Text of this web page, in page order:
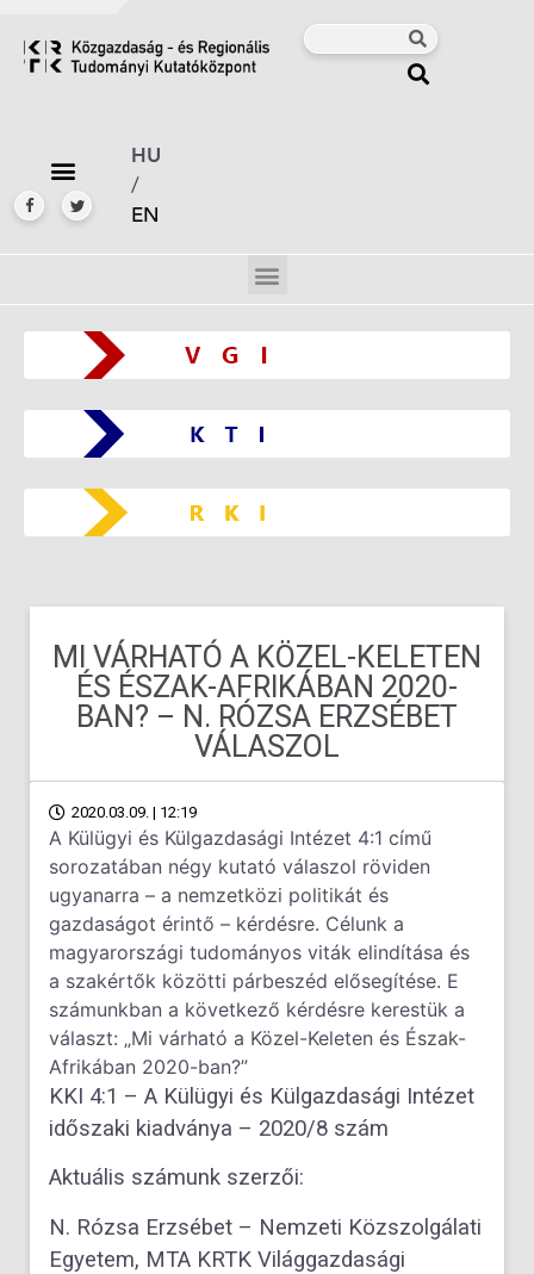
HU
/
EN
MI VÁRHATÓ A KÖZEL-KELETEN
ÉS ÉSZAK-AFRIKÁBAN 2020-
BAN? – N. RÓZSA ERZSÉBET
VÁLASZOL
2020.03.09. | 12:19
A Külügyi és Külgazdasági Intézet 4:1 című
sorozatában négy kutató válaszol röviden
ugyanarra – a nemzetközi politikát és
gazdaságot érintő – kérdésre. Célunk a
magyarországi tudományos viták elindítása és
a szakértők közötti párbeszéd elősegítése. E
számunkban a következő kérdésre kerestük a
választ: „Mi várható a Közel-Keleten és Észak-
Afrikában 2020-ban?”
KKI 4:1 – A Külügyi és Külgazdasági Intézet
időszaki kiadványa – 2020/8 szám
Aktuális számunk szerzői:
N. Rózsa Erzsébet – Nemzeti Közszolgálati
Egyetem, MTA KRTK Világgazdasági